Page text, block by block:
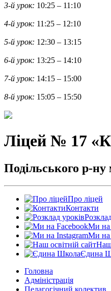
3-й урок: 10:25 – 11:10
4-й урок: 11:25 – 12:10
5-й урок: 12:30 – 13:15
6-й урок: 13:25 – 14:10
7-й урок: 14:15 – 15:00
8-й урок: 15:05 – 15:50
Ліцей № 17
Подільського р-
Про ліцей
Контакти
Ми на
Ми на
Наш
Єдина
Головна
Адміністрація
Педагогічний колектив